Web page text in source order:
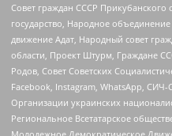
Совет граждан СССР Прикубанского
государство, Народное
движение Адат, Народный совет
области, Проект Штурм, Граждане
Родов, Совет Советских
Facebook, Instagram, WhatsApp,
Организации украинских
Региональное Всетатарское